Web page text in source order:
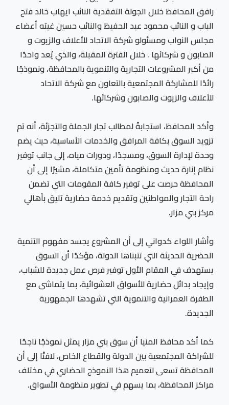
رافق المحافظ خلال الجولة التفقدية النائب ايهاب خالد فتح
الباب و النائب محمود عبد الحفيظ والنائب حسين غيته أعضاء
مجلس النواب ومسئولو شركة الاتحاد للأعلاف والزيوت و
الصابون و شركائها . خلال الفترة المقبلة، والذي يُعد واحدًا
من أكبر المشروعات التجارية والتنموية بالمحافظة، ونموذجًا
رائدًا للمشاركة المجتمعية بالتعاون مع شركة الاتحاد
للأعلاف والزيوت والصابون وشركائها.
وأكد المحافظ، استجابةً لمطالب تجار الجملة والتجزئة، أنه تم
تزويد السوق بكافة المرافق والخدمات الأساسية، حيث يضم
وحدة لإدارة السوق، ومسجدًا، ودورات مياه، إلى جانب توفير
نظام إنارة حديث ومنظومة تأمين متكاملة، مشيرًا إلى أن
المحافظة حرصت على توفير كافة المقومات التي تضمن
راحة التجار والمواطنين وتقديم خدمة حضارية تليق بأهالي
مركز بني مزار.
وأشار اللواء كدواني إلى أن المشروع يجسد مفهوم التنمية
الحضرية الحديثة التي تتبناها الدولة، مؤكدًا أن السوق
يستهدف في المقام الأول توفير فرص عمل جديدة للشباب،
وإيجاد بدائل حضارية للأسواق العشوائية، بما يتماشى مع
الطفرة العمرانية والتنموية التي تشهدها الجمهورية
الجديدة.
كما أكد محافظ المنيا أن سوق بني مزار يمثل نموذجًا ناجحًا
للشراكة المجتمعية بين الدولة والقطاع الخاص، لافتًا إلى أن
المحافظة تسعى لتعميم هذا النموذج الحضاري في مختلف
مراكز المحافظة، بما يسهم في تطوير منظومة الأسواق.